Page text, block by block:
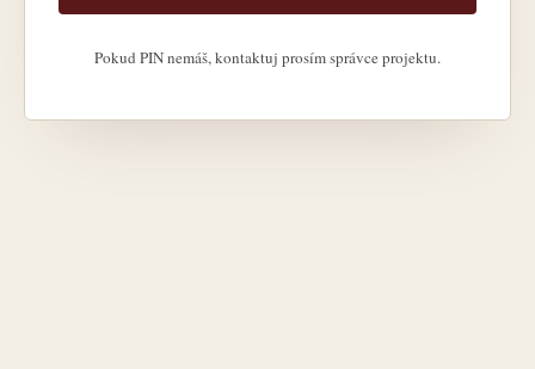
Pokud PIN nemáš, kontaktuj prosím správce projektu.